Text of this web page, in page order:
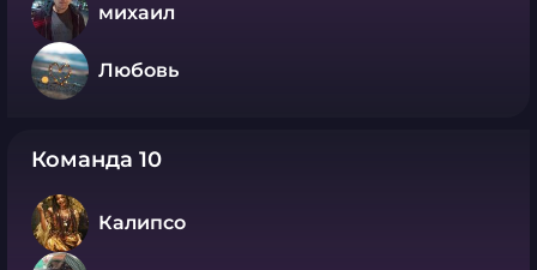
михаил
Любовь
Команда 10
Калипсо